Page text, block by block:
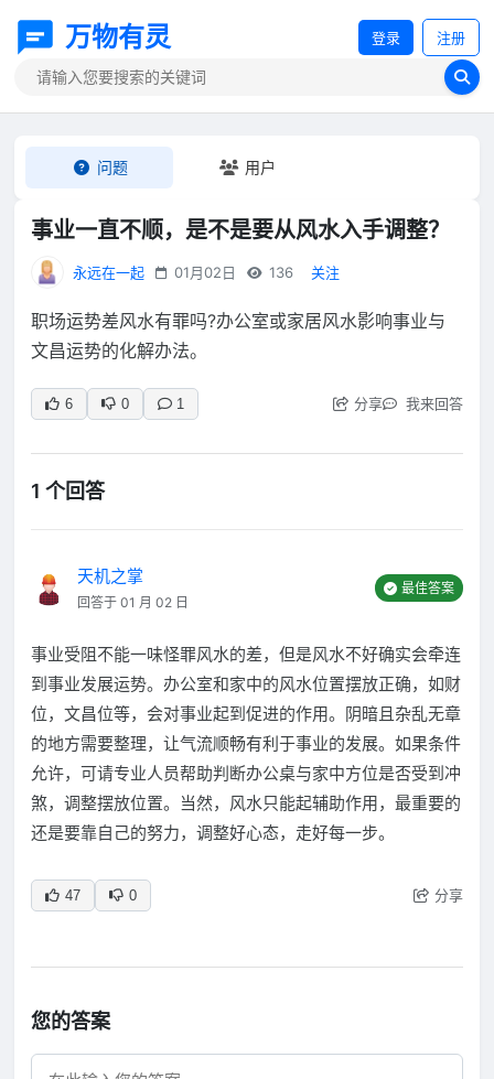
万物有灵 登录 注册
问题 用户
事业一直不顺，是不是要从风水入手调整？
永远在一起 01月02日 136 关注
职场运势差风水有罪吗?办公室或家居风水影响事业与
文昌运势的化解办法。
6 0 1 分享 我来回答
1 个回答
天机之掌
回答于 01 月 02 日
最佳答案
事业受阻不能一味怪罪风水的差，但是风水不好确实会牵连
到事业发展运势。办公室和家中的风水位置摆放正确，如财
位，文昌位等，会对事业起到促进的作用。阴暗且杂乱无章
的地方需要整理，让气流顺畅有利于事业的发展。如果条件
允许，可请专业人员帮助判断办公桌与家中方位是否受到冲
煞，调整摆放位置。当然，风水只能起辅助作用，最重要的
还是要靠自己的努力，调整好心态，走好每一步。
47 0 分享
您的答案